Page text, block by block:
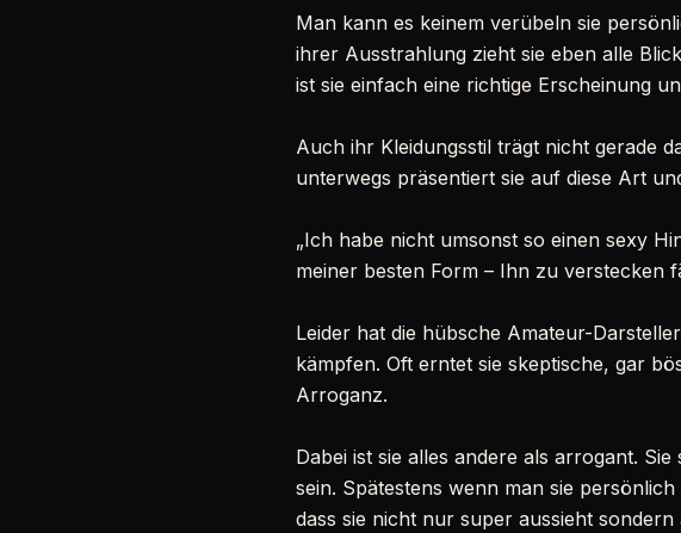
Man kann es keinem verübeln sie
ihrer Ausstrahlung zieht sie eben alle
ist sie einfach eine richtige Erscheinung
Auch ihr Kleidungsstil trägt nicht gerade
unterwegs präsentiert sie auf diese Art
„Ich habe nicht umsonst so einen sexy
meiner besten Form – Ihn zu verstecken
Leider hat die hübsche Amateur-
kämpfen. Oft erntet sie skeptische, gar
Arroganz.
Dabei ist sie alles andere als arrogant.
sein. Spätestens wenn man sie
dass sie nicht nur super aussieht